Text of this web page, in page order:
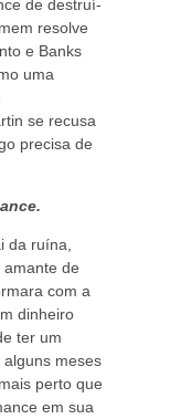
de destruí-
resolve
e Banks
uma
se recusa
precisa de
da ruína,
amante de
com a
dinheiro
ter um
meses
perto que
em sua